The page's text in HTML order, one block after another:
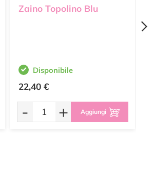
Zaino Topolino Blu
Disponibile
22,40 €
- + Aggiungi